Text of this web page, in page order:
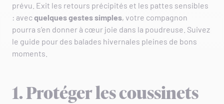
prévu. Exit les retours précipités et les pattes sensibles
: avecquelques gestes simples, votre compagnon
pourra s’en donner à cœur joie dans la poudreuse. Suivez
le guide pour des balades hivernales pleines de bons
moments.
1. Protéger les coussinets